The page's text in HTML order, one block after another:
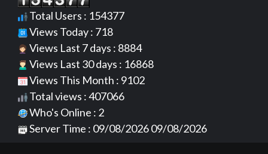
Total Users : 154377
Views Today : 718
Views Last 7 days : 8884
Views Last 30 days : 16868
Views This Month : 9102
Total views : 407066
Who's Online : 2
Server Time : 09/08/2026 09/08/2026